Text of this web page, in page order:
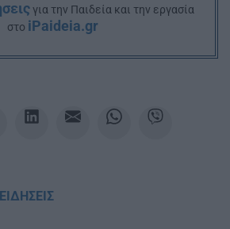
για την Παιδεία και την εργασία
στο iPaideia.gr
ΕΙΔΗΣΕΙΣ